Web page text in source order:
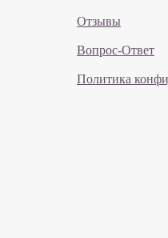
Отзывы
Вопрос-Ответ
Политика